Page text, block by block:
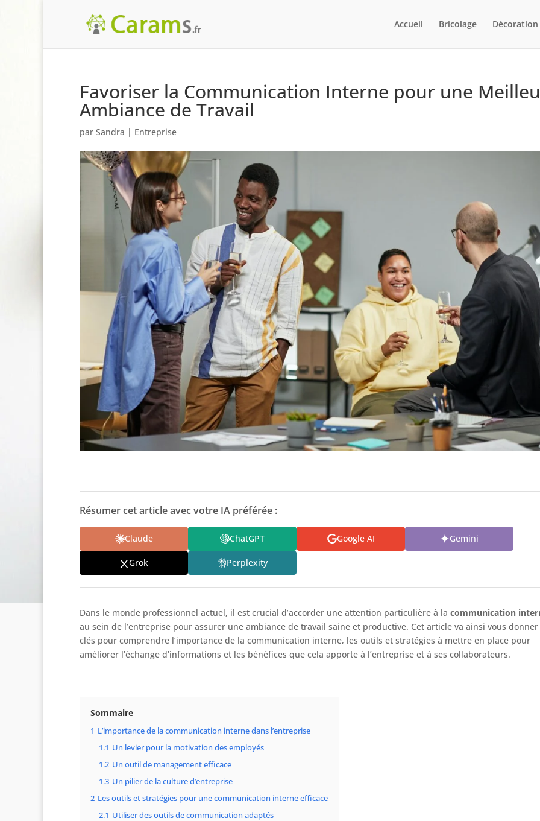
Accueil Bricolage Décoration
Favoriser la Communication Interne pour une
Ambiance de Travail
par Sandra | Entreprise
Résumer cet article avec votre IA préférée :
Claude ChatGPT Google AI Gemini
Grok Perplexity
Dans le monde professionnel actuel, il est crucial d’accorder une attention particulière à la communication
au sein de l’entreprise pour assurer une ambiance de travail saine et productive. Cet article va ainsi vous donner
clés pour comprendre l’importance de la communication interne, les outils et stratégies à mettre en place pour
améliorer l’échange d’informations et les bénéfices que cela apporte à l’entreprise et à ses collaborateurs.
Sommaire
1 L’importance de la communication interne dans l’entreprise
1.1 Un levier pour la motivation des employés
1.2 Un outil de management efficace
1.3 Un pilier de la culture d’entreprise
2 Les outils et stratégies pour une communication interne efficace
2.1 Utiliser des outils de communication adaptés